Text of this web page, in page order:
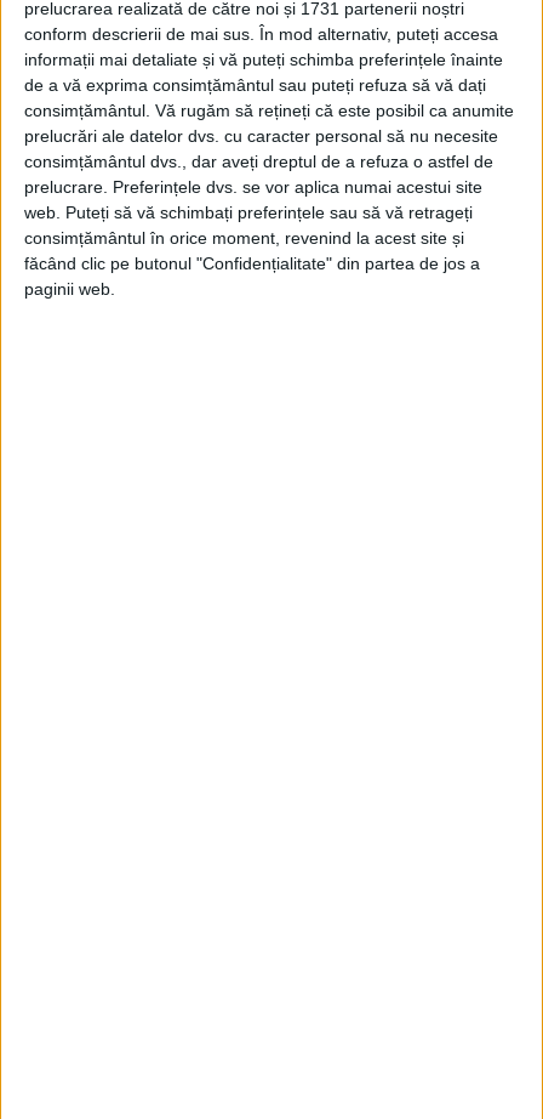
prelucrarea realizată de către noi și 1731 partenerii noștri
conform descrierii de mai sus. În mod alternativ, puteți accesa
informații mai detaliate și vă puteți schimba preferințele înainte
de a vă exprima consimțământul sau puteți refuza să vă dați
consimțământul. Vă rugăm să rețineți că este posibil ca anumite
prelucrări ale datelor dvs. cu caracter personal să nu necesite
consimțământul dvs., dar aveți dreptul de a refuza o astfel de
prelucrare. Preferințele dvs. se vor aplica numai acestui site
web. Puteți să vă schimbați preferințele sau să vă retrageți
consimțământul în orice moment, revenind la acest site și
făcând clic pe butonul "Confidențialitate" din partea de jos a
paginii web.
Ajuns la Constantinopol, se împrieteneşte
cu patriarhul Dosoftei al Ierusalimului,
care-l ajută să ajungă în serviciul ţarului, la
Moscova.